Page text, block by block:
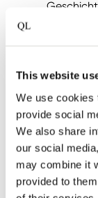
This website
We use cookies
provide social
We also share
our social
may combine it
provided to
Gesamtwert: €
Versand.
Giftcard
zuerst. Wir
gewünschten